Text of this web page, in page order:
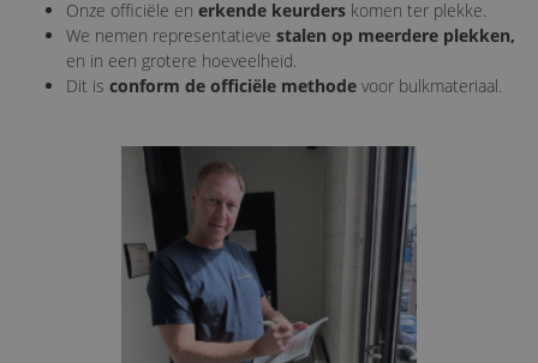
Onze officiële en erkende keurders komen ter plekke.
We nemen representatieve stalen op meerdere plekken,
en in een grotere hoeveelheid.
Dit is conform de officiële methode voor bulkmateriaal.